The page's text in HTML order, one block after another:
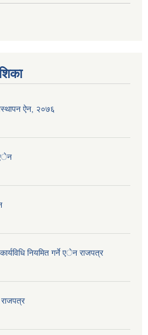
ऐन, २०७६
एेन
नियमित गर्ने एेन राजपत्र
राजपत्र